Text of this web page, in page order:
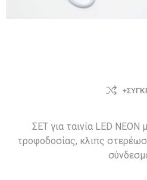
ΣΕΤ για ταινία LED
τροφοδοσίας, κλιπς